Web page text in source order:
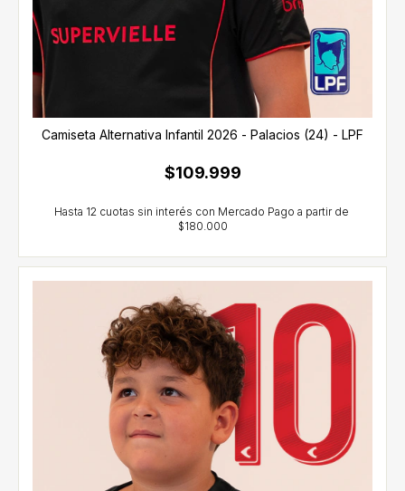
Camiseta Alternativa Infantil 2026 - Palacios (24) - LPF
$109.999